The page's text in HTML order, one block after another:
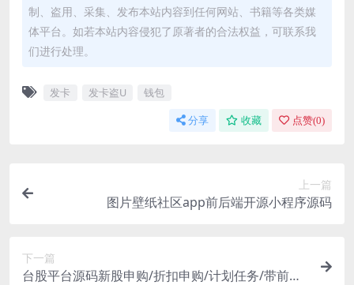
制、盗用、采集、发布本站内容到任何网站、书籍等各类媒
体平台。如若本站内容侵犯了原著者的合法权益，可联系我
们进行处理。
发卡 发卡盗U 钱包
分享 收藏 点赞(0)
上一篇
图片壁纸社区app前后端开源小程序源码
下一篇
台股平台源码新股申购/折扣申购/计划任务/带前端